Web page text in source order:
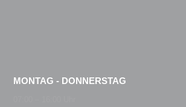
MONTAG - DONNERSTAG